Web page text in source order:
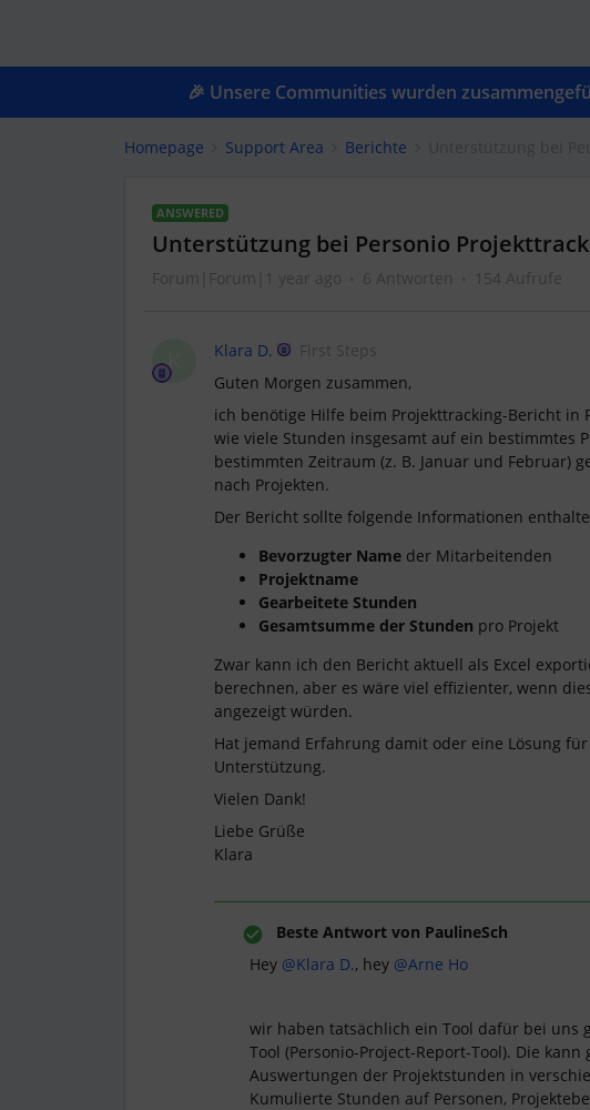
🎉 Unsere Communities wurden
Homepage Support Area Berichte
ANSWERED
Unterstützung bei Personio
Forum|Forum|1 year ago 6 Antworten 154 Aufrufe
K Klara D.
First Steps
Guten Morgen zusammen,
ich benötige Hilfe beim Projekttracking-Bericht in
wie viele Stunden insgesamt auf ein bestimmtes
bestimmten Zeitraum (z. B. Januar und Februar)
nach Projekten.
Der Bericht sollte folgende Informationen
Bevorzugter Name der Mitarbeitenden
Projektname
Gearbeitete Stunden
Gesamtsumme der Stunden pro Projekt
Zwar kann ich den Bericht aktuell als Excel
berechnen, aber es wäre viel effizienter, wenn
angezeigt würden.
Hat jemand Erfahrung damit oder eine Lösung
Unterstützung.
Vielen Dank!
Liebe Grüße
Klara
Beste Antwort von PaulineSch
Hey ​ @Klara D., hey ​ @Arne Ho
wir haben tatsächlich ein Tool dafür bei uns
Tool (Personio-Project-Report-Tool). Die
Auswertungen der Projektstunden in
Kumulierte Stunden auf Personen,